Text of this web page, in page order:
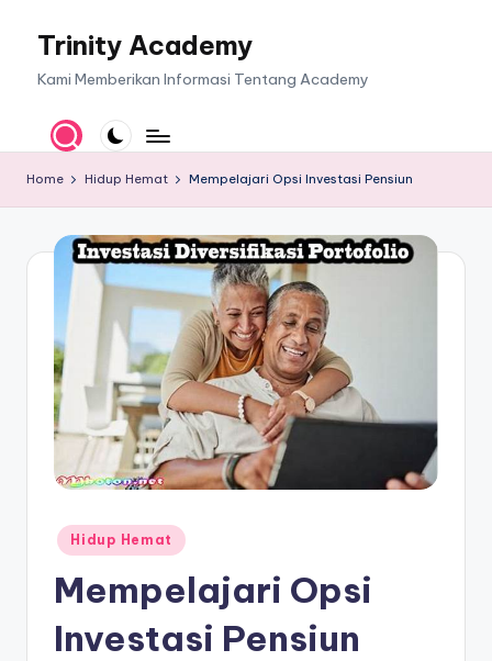
Trinity Academy
Kami Memberikan Informasi Tentang Academy
Home Hidup Hemat Mempelajari Opsi Investasi Pensiun
Posted
in
Hidup Hemat
Mempelajari Opsi
Investasi Pensiun